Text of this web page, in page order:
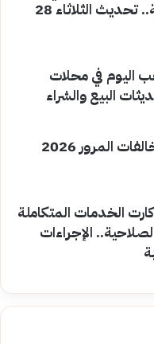
الأسواق المصرية.. تحديث الثلاثاء 28
اليوم في محلات
البيع والشراء
الاستعلام عن مخالفات المرور 2026
الخدمات المتكاملة
الإجراءات